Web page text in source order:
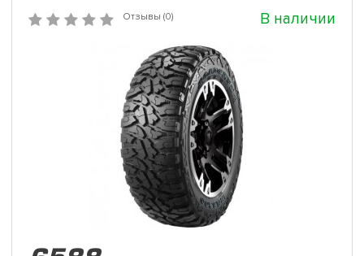
Отзывы (0) В наличии